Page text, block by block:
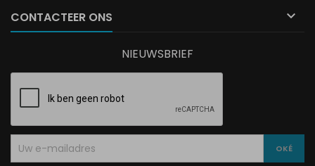
CONTACTEER ONS 
NIEUWSBRIEF